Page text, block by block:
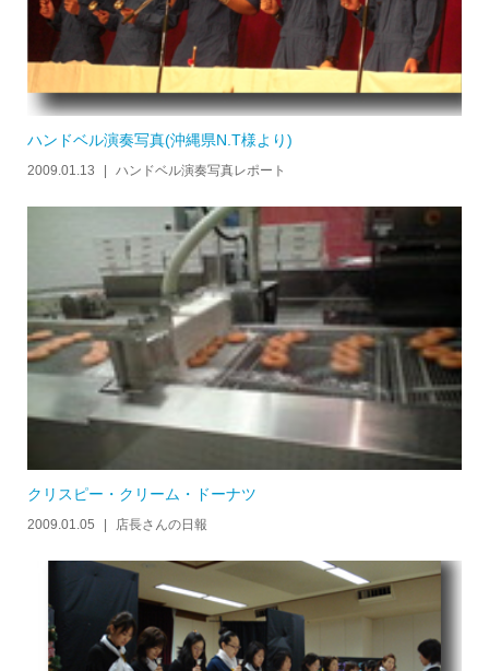
ハンドベル演奏写真(沖縄県N.T様より)
2009.01.13 ハンドベル演奏写真レポート
クリスピー・クリーム・ドーナツ
2009.01.05 店長さんの日報